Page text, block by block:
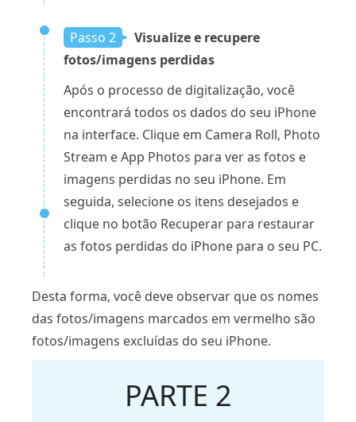
Passo 2
Visualize e recupere
fotos/imagens perdidas
Após o processo de digitalização, você
encontrará todos os dados do seu iPhone
na interface. Clique em Camera Roll, Photo
Stream e App Photos para ver as fotos e
imagens perdidas no seu iPhone. Em
seguida, selecione os itens desejados e
clique no botão Recuperar para restaurar
as fotos perdidas do iPhone para o seu PC.
Desta forma, você deve observar que os nomes
das fotos/imagens marcados em vermelho são
fotos/imagens excluídas do seu iPhone.
PARTE 2